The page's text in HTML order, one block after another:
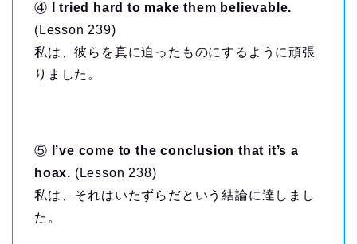
④
I tried hard to make them believable.
(Lesson 239)
私は、彼らを真に迫ったものにするように頑張
りました。
⑤ I’ve come to the conclusion that it’s a
hoax. (Lesson 238)
私は、それはいたずらだという結論に達しまし
た。